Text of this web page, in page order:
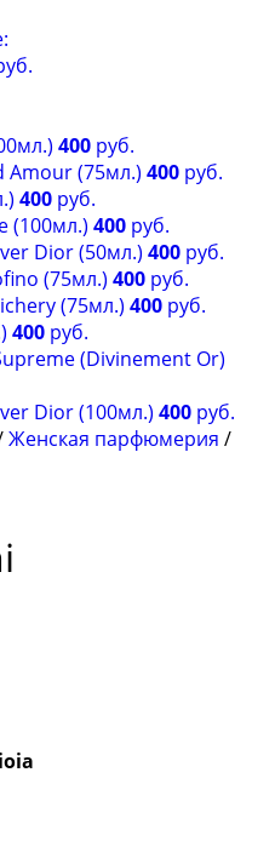
400 руб.
Amour (75мл.) 400 руб.
400 руб.
(100мл.) 400 руб.
Dior (50мл.) 400 руб.
(75мл.) 400 руб.
(75мл.) 400 руб.
400 руб.
(Divinement Or)
Dior (100мл.) 400 руб.
Женская парфюмерия /